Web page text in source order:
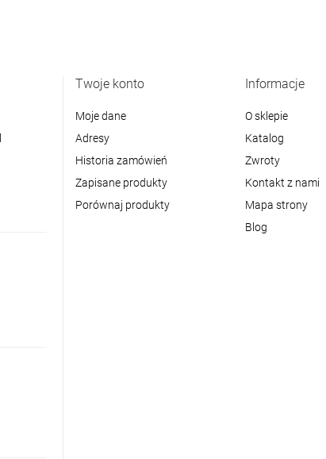
Twoje konto
Moje dane
Adresy
Historia zamówień
Zapisane produkty
Porównaj produkty
Informacje
O sklepie
Katalog
Zwroty
Kontakt z nami
Mapa strony
Blog